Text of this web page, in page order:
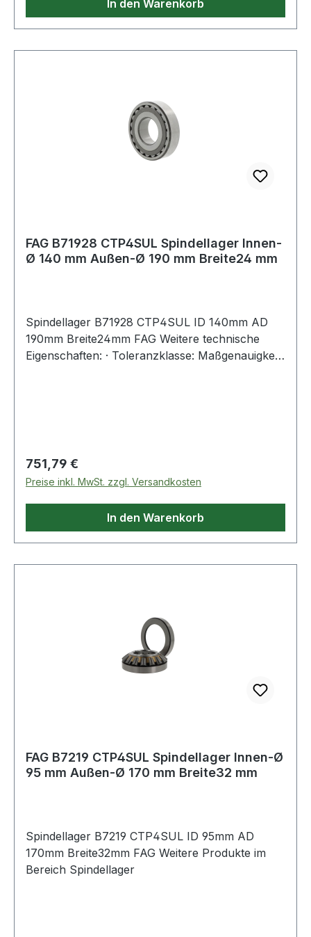
In den Warenkorb
FAG B71928 CTP4SUL Spindellager Innen-
Ø 140 mm Außen-Ø 190 mm Breite24 mm
Spindellager B71928 CTP4SUL ID 140mm AD
190mm Breite24mm FAG Weitere technische
Eigenschaften: · Toleranzklasse: Maßgenauigkeit
Regulärer Preis:
751,79 €
Preise inkl. MwSt. zzgl. Versandkosten
In den Warenkorb
FAG B7219 CTP4SUL Spindellager Innen-Ø
95 mm Außen-Ø 170 mm Breite32 mm
Spindellager B7219 CTP4SUL ID 95mm AD
170mm Breite32mm FAG Weitere Produkte im
Bereich Spindellager